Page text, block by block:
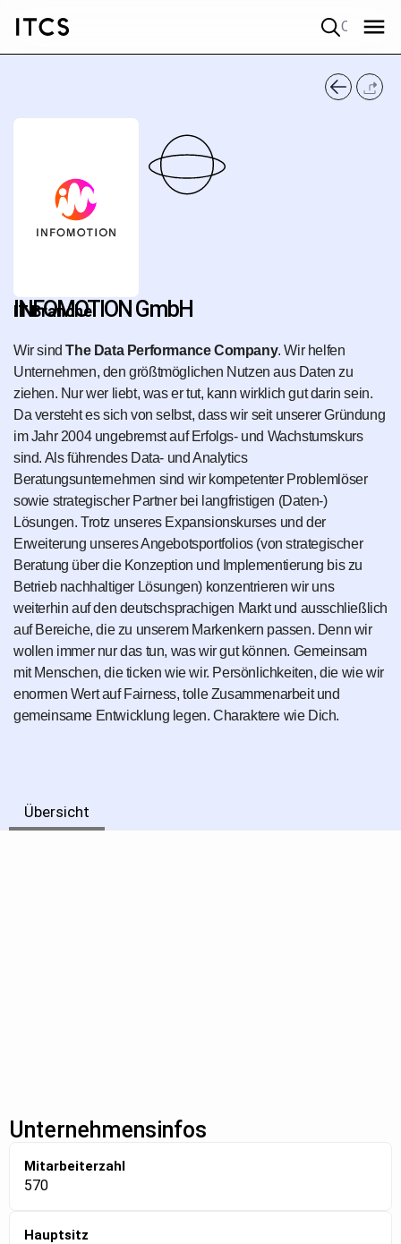
INFOMOTION GmbH
IT Branche
Wir sindThe Data Performance Company. Wir helfen
Unternehmen, den größtmöglichen Nutzen aus Daten zu
ziehen. Nur wer liebt, was er tut, kann wirklich gut darin sein.
Da versteht es sich von selbst, dass wir seit unserer Gründung
im Jahr 2004 ungebremst auf Erfolgs- und Wachstumskurs
sind. Als führendes Data- und Analytics
Beratungsunternehmen sind wir kompetenter Problemlöser
sowie strategischer Partner bei langfristigen (Daten-)
Lösungen. Trotz unseres Expansionskurses und der
Erweiterung unseres Angebotsportfolios (von strategischer
Beratung über die Konzeption und Implementierung bis zu
Betrieb nachhaltiger Lösungen) konzentrieren wir uns
weiterhin auf den deutschsprachigen Markt und ausschließlich
auf Bereiche, die zu unserem Markenkern passen. Denn wir
wollen immer nur das tun, was wir gut können. Gemeinsam
mit Menschen, die ticken wie wir. Persönlichkeiten, die wie wir
enormen Wert auf Fairness, tolle Zusammenarbeit und
gemeinsame Entwicklung legen. Charaktere wie Dich.
Übersicht
Unternehmensinfos
Mitarbeiterzahl
570
Hauptsitz